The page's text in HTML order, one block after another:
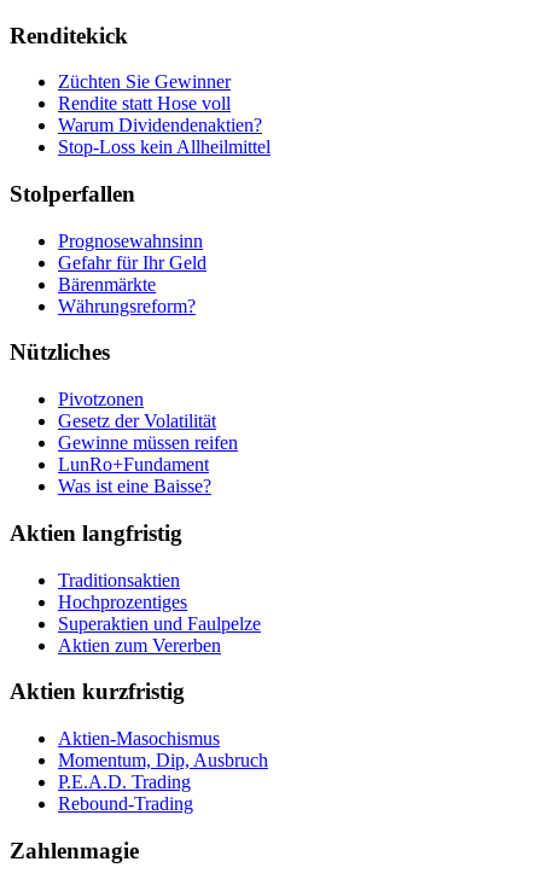
Renditekick
Züchten Sie Gewinner
Rendite statt Hose voll
Warum Dividendenaktien?
Stop-Loss kein Allheilmittel
Stolperfallen
Prognosewahnsinn
Gefahr für Ihr Geld
Bärenmärkte
Währungsreform?
Nützliches
Pivotzonen
Gesetz der Volatilität
Gewinne müssen reifen
LunRo+Fundament
Was ist eine Baisse?
Aktien langfristig
Traditionsaktien
Hochprozentiges
Superaktien und Faulpelze
Aktien zum Vererben
Aktien kurzfristig
Aktien-Masochismus
Momentum, Dip, Ausbruch
P.E.A.D. Trading
Rebound-Trading
Zahlenmagie